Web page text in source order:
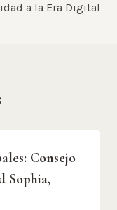
a la Era Digital
Consejo
Sophia,